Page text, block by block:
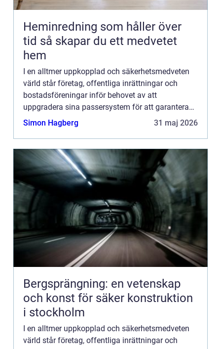
Heminredning som håller över
tid så skapar du ett medvetet
hem
I en alltmer uppkopplad och säkerhetsmedveten
värld står företag, offentliga inrättningar och
bostadsföreningar inför behovet av att
uppgradera sina passersystem för att garantera
säker och kontrollerad t...
Simon Hagberg 31 maj 2026
Bergsprängning: en vetenskap
och konst för säker konstruktion
i stockholm
I en alltmer uppkopplad och säkerhetsmedveten
värld står företag, offentliga inrättningar och